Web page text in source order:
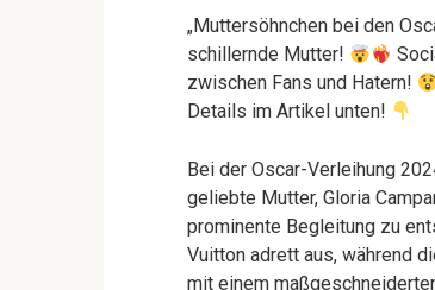
„Muttersöhnchen bei den
schillernde Mutter!
zwischen Fans und Hatern!
Details im Artikel unten!
Bei der Oscar-Verleihung
geliebte Mutter, Gloria
prominente Begleitung zu
Vuitton adrett aus, während
mit einem